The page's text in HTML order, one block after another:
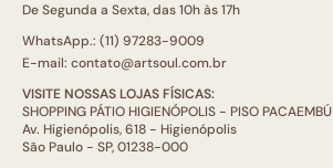
De Segunda a Sexta, das 10h às 17h
WhatsApp.: (11) 97283-9009
E-mail: contato@artsoul.com.br
VISITE NOSSAS LOJAS FÍSICAS:
SHOPPING PÁTIO HIGIENÓPOLIS - PISO PACAEMBÚ
Av. Higienópolis, 618 - Higienópolis
São Paulo - SP, 01238-000